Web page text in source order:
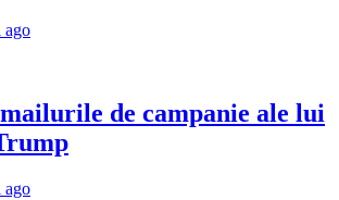
ago
de campanie ale lui
ago